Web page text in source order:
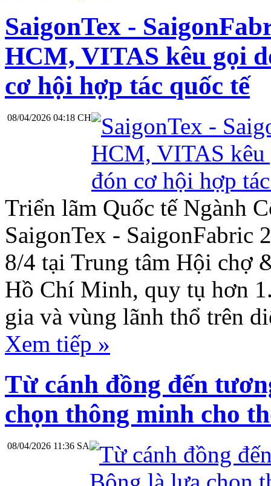
SaigonTex -
HCM, VITAS kêu gọi
cơ hội hợp tác quốc tế
08/04/2026 04:18 CH
Triển lãm Quốc tế Ngành
SaigonTex - SaigonFabric
8/4 tại Trung tâm Hội chợ
Hồ Chí Minh, quy tụ hơn
gia và vùng lãnh thổ trên
Xem tiếp »
Từ cánh đồng đến
chọn thông minh cho
08/04/2026 11:36 SA